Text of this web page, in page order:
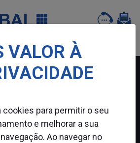
principal da pï¿½gina
SIGA-NOS
VALOR À
para permitir o seu
e melhorar a sua
Ao navegar no